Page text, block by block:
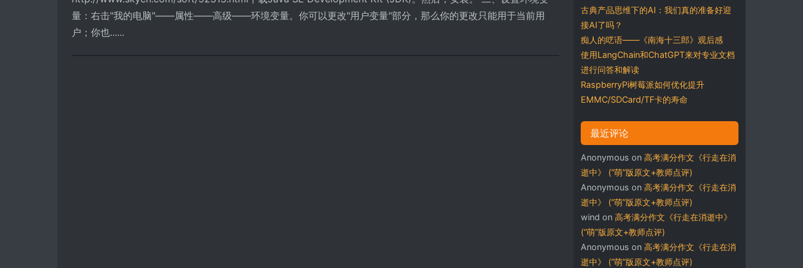
量：右击"我的电脑"――属性——高级――环境变量。你可以更改"用户变量"部分，那么你的更改只能用于当前用
户；你也......
古典产品思维下的AI：我们真的准备好迎
接AI了吗？
痴人的呓语——《南海十三郎》观后感
使用LangChain和ChatGPT来对专业文档
进行问答和解读
RaspberryPi树莓派如何优化提升
EMMC/SDCard/TF卡的寿命
最近评论
Anonymous on 高考满分作文《行走在消
逝中》 (“萌”版原文+教师点评)
Anonymous on 高考满分作文《行走在消
逝中》 (“萌”版原文+教师点评)
wind on 高考满分作文《行走在消逝中》
(“萌”版原文+教师点评)
Anonymous on 高考满分作文《行走在消
逝中》 (“萌”版原文+教师点评)